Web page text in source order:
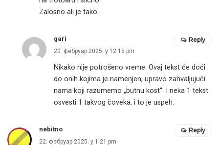
Zalosno ali je tako.
gari
20. фебруар 2025. у 12:15 pm
Nikako nije potrošeno vreme. Ovaj tekst će doći
do onih kojima je namenjen, upravo zahvaljujući
nama koji razumemo „butnu kost“. I neka 1 tekst
osvesti 1 takvog čoveka, i to je uspeh.
Reply
nebitno
22. фебруар 2025. у 1:21 pm
Reply